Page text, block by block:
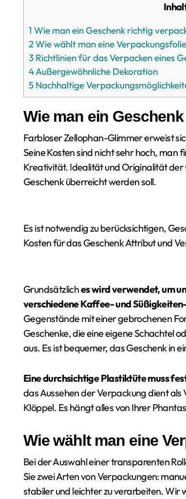
1 Wie man ein Geschenk richtig
2Wie wählt man eine
3 Richtlinien für das Verpacken eines
4Außergewöhnliche Dekoration
5 Nachhaltige
Wie man ein
Farbloser Zellophan-Glimmer erweist
Seine Kosten sind nicht sehr hoch, man
Kreativität. Idealität und Originalität
Geschenk überreicht werden soll.
Es ist notwendig zu berücksichtigen,
Kosten für das Geschenk Attribut und
Grundsätzliches wird verwendet, um
verschiedene Kaffee- und
Gegenstände mit einer gebrochenen
Geschenke, die eine eigene Schachtel
aus. Es ist bequemer, das Geschenk in
Eine durchsichtige Plastiktüte muss
das Aussehen der Verpackung dient
Klöppel. Es hängt alles von Ihrer
Wie wählt man eine
Bei der Auswahl einer transparenten
Sie zwei Arten von Verpackungen:
stabiler und leichter zu verarbeiten. Wir